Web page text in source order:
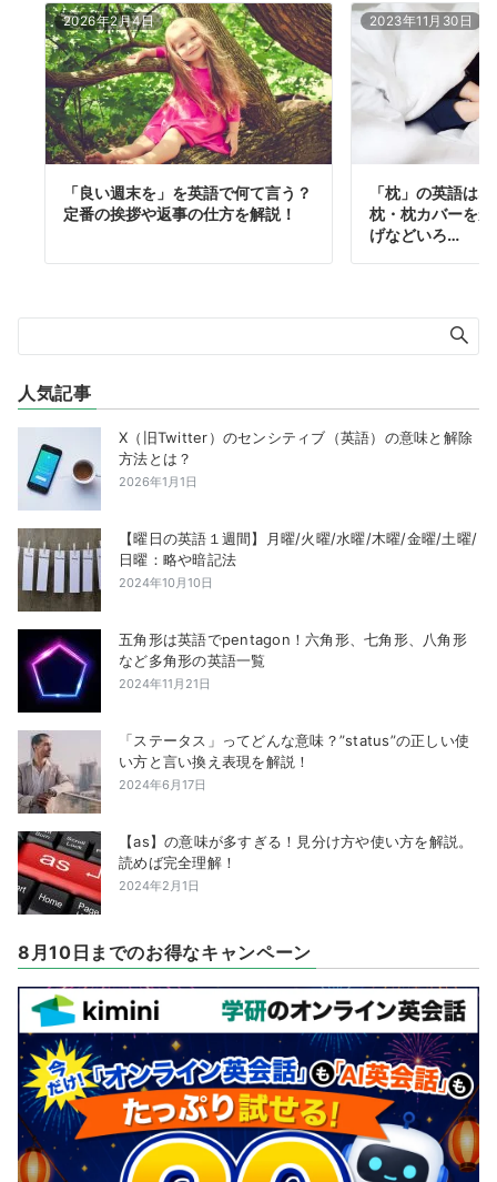
2026年2月4日
「良い週末を」を英語で何て言う？
定番の挨拶や返事の仕方を解説！
2023年11月30日
「枕」の英語は
枕・枕カバーを
げなどいろ…
人気記事
X（旧Twitter）のセンシティブ（英語）の意味と解除
方法とは？
2026年1月1日
【曜日の英語１週間】月曜/火曜/水曜/木曜/金曜/土曜/
日曜：略や暗記法
2024年10月10日
五角形は英語でpentagon！六角形、七角形、八角形
など多角形の英語一覧
2024年11月21日
「ステータス」ってどんな意味？”status”の正しい使
い方と言い換え表現を解説！
2024年6月17日
【as】の意味が多すぎる！見分け方や使い方を解説。
読めば完全理解！
2024年2月1日
8月10日までのお得なキャンペーン